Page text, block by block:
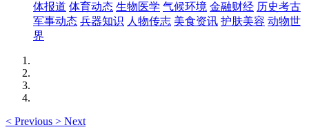
体报道 体育动态 生物医学 气候环境 金融财经 历史考古
军事动态 兵器知识 人物传志 美食资讯 护肤美容 动物世
界
< Previous > Next